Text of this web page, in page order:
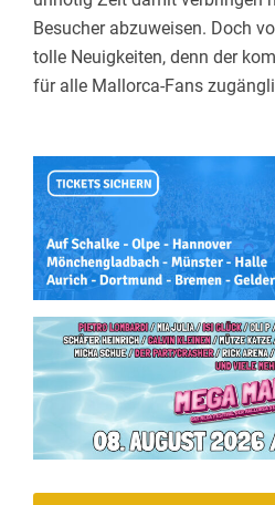
Besucher abzuweisen. Doch
tolle Neuigkeiten, denn der
für alle Mallorca-Fans